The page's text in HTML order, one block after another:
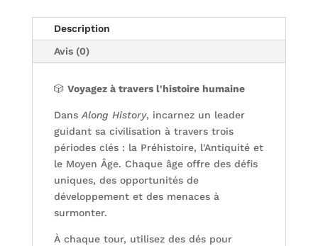
Description
Avis (0)
🎲 Voyagez à travers l'histoire humaine
DansAlong History, incarnez un leader
guidant sa civilisation à travers trois
périodes clés : la Préhistoire, l'Antiquité et
le Moyen Âge. Chaque âge offre des défis
uniques, des opportunités de
développement et des menaces à
surmonter.
À chaque tour, utilisez des dés pour